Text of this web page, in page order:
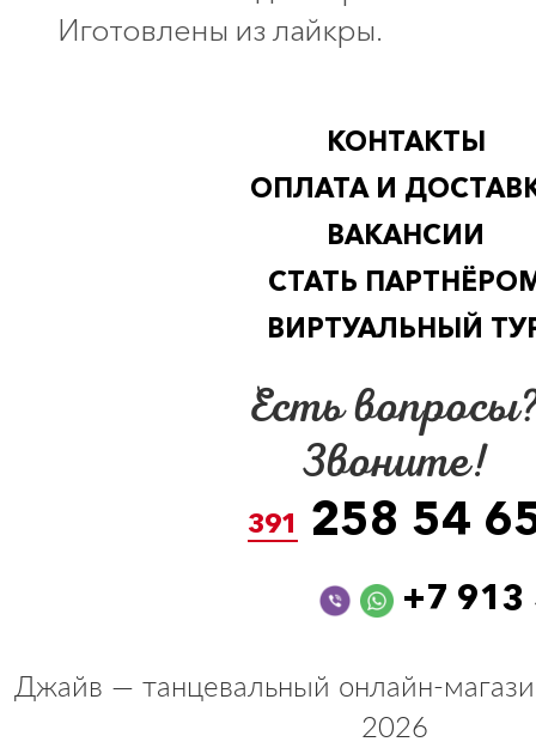
Иготовлены из лайкры.
КОНТАКТЫ
ОПЛАТА И
ВАКАНСИИ
СТАТЬ
ВИРТУАЛЬНЫЙ
Есть
Звоните!
391 258 54
+7
Джайв — танцевальный онлайн-
2026